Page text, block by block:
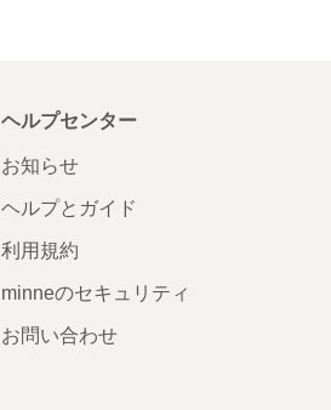
ヘルプセンター
お知らせ
ヘルプとガイド
利用規約
minneのセキュリティ
お問い合わせ